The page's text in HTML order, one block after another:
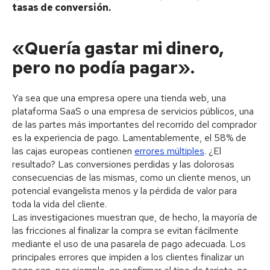
tasas de conversión.
«Quería gastar mi dinero,
pero no podía pagar».
Ya sea que una empresa opere una tienda web, una
plataforma SaaS o una empresa de servicios públicos, una
de las partes más importantes del recorrido del comprador
es la experiencia de pago. Lamentablemente, el 58% de
las cajas europeas contienen errores múltiples. ¿El
resultado? Las conversiones perdidas y las dolorosas
consecuencias de las mismas, como un cliente menos, un
potencial evangelista menos y la pérdida de valor para
toda la vida del cliente.
Las investigaciones muestran que, de hecho, la mayoría de
las fricciones al finalizar la compra se evitan fácilmente
mediante el uso de una pasarela de pago adecuada. Los
principales errores que impiden a los clientes finalizar un